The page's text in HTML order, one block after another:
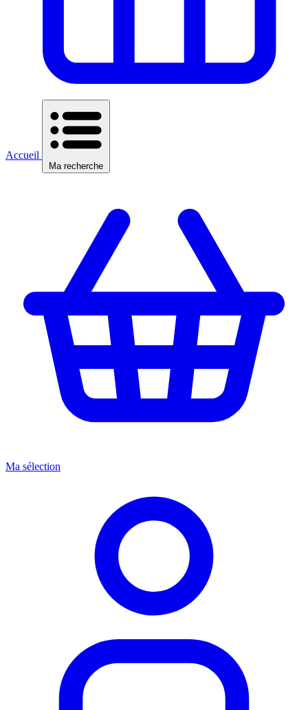
Accueil
Ma recherche
Ma sélection